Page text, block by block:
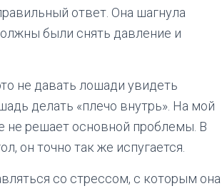
ответ. Она шагнула
были снять давление и
не давать лошади увидеть
делать «плечо внутрь». На мой
не решает основной проблемы. В
он точно так же испугается.
со стрессом, с которым она